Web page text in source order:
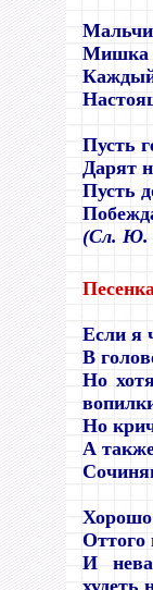
Мишка
Пусть
Дарят
Пусть
(Сл. Ю.
Если я
В
Но
Но
А
Хорошо
Оттого
И
худеть